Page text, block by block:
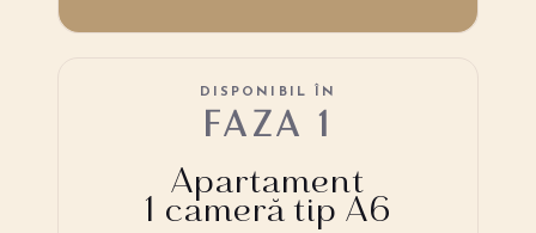
Apartament
1 cameră tip A6
DISPONIBIL ÎN
FAZA 1